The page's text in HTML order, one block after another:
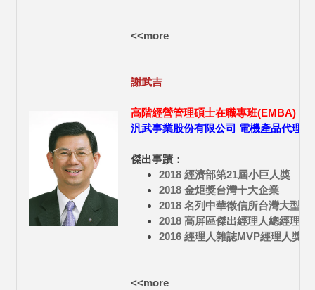
<<more
謝武吉
高階經營管理碩士在職專班(EMBA) 94
汎武事業股份有限公司 電機產品代理
傑出事蹟：
2018 經濟部第21屆小巨人獎
2018 金炬獎台灣十大企業
2018 名列中華徵信所台灣大型
2018 高屏區傑出經理人總經理獎
2016 經理人雜誌MVP經理人獎
<<more